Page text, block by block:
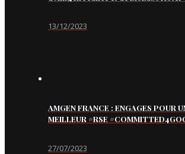
13/12/2023
AMGEN FRANCE : ENGAGES POUR
MEILLEUR #RSE
27/07/2023